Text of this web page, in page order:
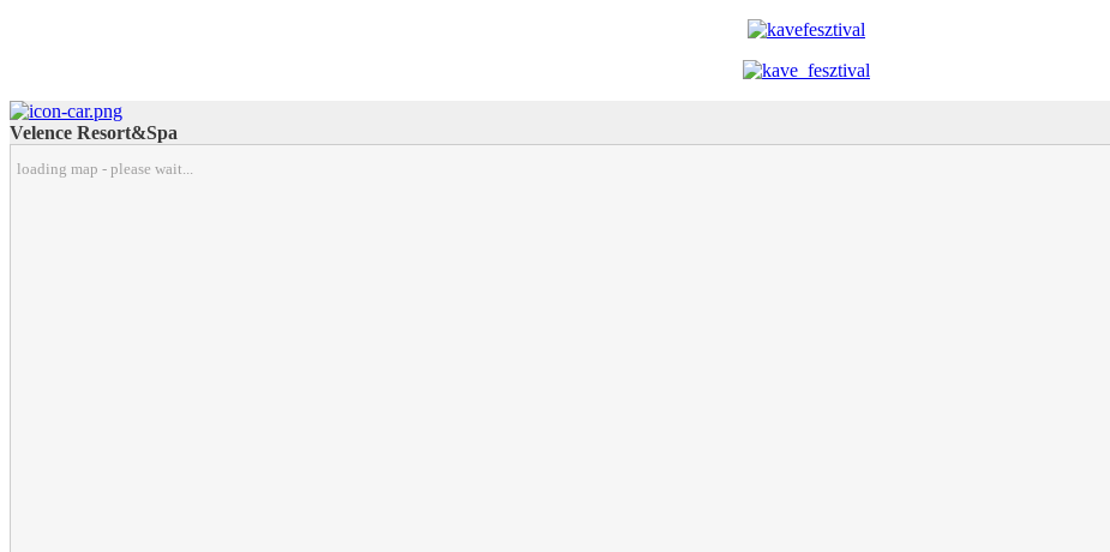
Velence Resort&Spa
loading map - please wait...